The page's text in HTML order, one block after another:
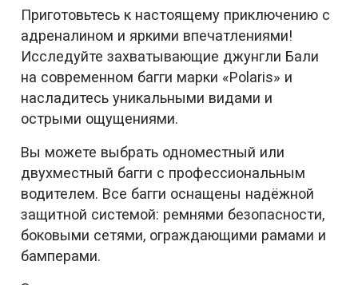
Приготовьтесь к настоящему приключению с
адреналином и яркими впечатлениями!
Исследуйте захватывающие джунгли Бали
на современном багги марки «Polaris» и
насладитесь уникальными видами и
острыми ощущениями.
Вы можете выбрать одноместный или
двухместный багги с профессиональным
водителем. Все багги оснащены надёжной
защитной системой: ремнями безопасности,
боковыми сетями, ограждающими рамами и
бамперами.